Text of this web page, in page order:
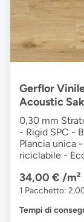
Gerflor
Acoustic
0,30 mm
- Rigid SPC -
Plancia unica
riciclabile -
34,00 € /m²
1 Pacchetto:
Tempi di